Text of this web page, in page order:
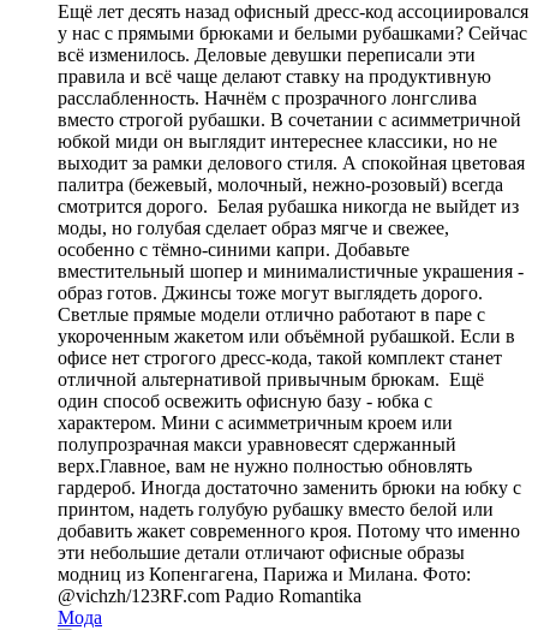
Ещё лет десять назад офисный дресс-код ассоциировался
у нас с прямыми брюками и белыми рубашками? Сейчас
всё изменилось. Деловые девушки переписали эти
правила и всё чаще делают ставку на продуктивную
расслабленность. Начнём с прозрачного лонгслива
вместо строгой рубашки. В сочетании с асимметричной
юбкой миди он выглядит интереснее классики, но не
выходит за рамки делового стиля. А спокойная цветовая
палитра (бежевый, молочный, нежно-розовый) всегда
смотрится дорого. Белая рубашка никогда не выйдет из
моды, но голубая сделает образ мягче и свежее,
особенно с тёмно-синими капри. Добавьте
вместительный шопер и минималистичные украшения -
образ готов. Джинсы тоже могут выглядеть дорого.
Светлые прямые модели отлично работают в паре с
укороченным жакетом или объёмной рубашкой. Если в
офисе нет строгого дресс-кода, такой комплект станет
отличной альтернативой привычным брюкам. Ещё
один способ освежить офисную базу - юбка с
характером. Мини с асимметричным кроем или
полупрозрачная макси уравновесят сдержанный
верх.Главное, вам не нужно полностью обновлять
гардероб. Иногда достаточно заменить брюки на юбку с
принтом, надеть голубую рубашку вместо белой или
добавить жакет современного кроя. Потому что именно
эти небольшие детали отличают офисные образы
модниц из Копенгагена, Парижа и Милана. Фото:
@vichzh/123RF.com Радио Romantika
Мода